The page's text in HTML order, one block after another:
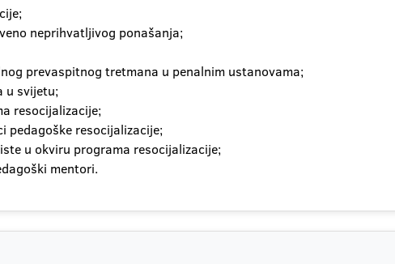
neprihvatljivog ponašanja;
prevaspitnog tretmana u penalnim ustanovama;
u svijetu;
resocijalizacije;
pedagoške resocijalizacije;
u okviru programa resocijalizacije;
mentori.